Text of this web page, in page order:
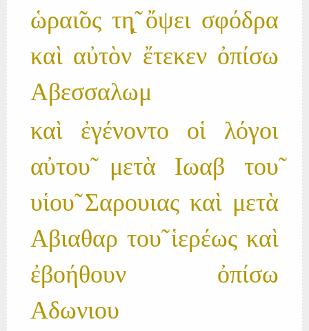
ὡραι̃ος τη̨̃ ὄψει σφόδρα
καὶ αὐτὸν ἔτεκεν ὀπίσω
Αβεσσαλωμ
καὶ ἐγένοντο οἱ λόγοι
αὐτου̃ μετὰ Ιωαβ του̃
υἱου̃ Σαρουιας καὶ μετὰ
Αβιαθαρ του̃ ἱερέως καὶ
ἐβοήθουν ὀπίσω
Αδωνιου